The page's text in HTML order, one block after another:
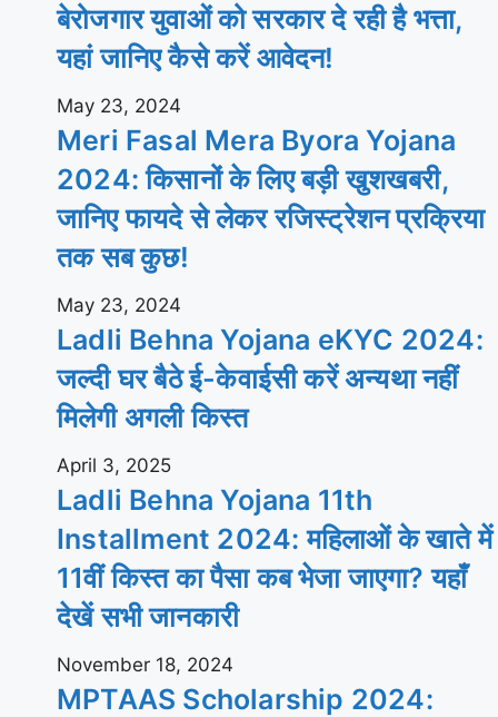
बेरोजगार युवाओं को सरकार दे रही है भत्ता,
यहां जानिए कैसे करें आवेदन!
May 23, 2024
Meri Fasal Mera Byora Yojana
2024: किसानों के लिए बड़ी खुशखबरी,
जानिए फायदे से लेकर रजिस्ट्रेशन प्रक्रिया
तक सब कुछ!
May 23, 2024
Ladli Behna Yojana eKYC 2024:
जल्दी घर बैठे ई-केवाईसी करें अन्यथा नहीं
मिलेगी अगली किस्त
April 3, 2025
Ladli Behna Yojana 11th
Installment 2024: महिलाओं के खाते में
11वीं किस्त का पैसा कब भेजा जाएगा? यहाँ
देखें सभी जानकारी
November 18, 2024
MPTAAS Scholarship 2024: